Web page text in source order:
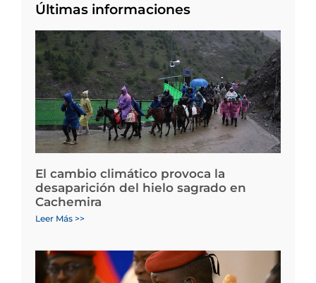
Últimas informaciones
El cambio climático provoca la
desaparición del hielo sagrado en
Cachemira
Leer Más >>